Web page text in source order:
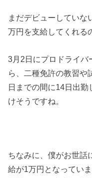
まだデビューしていな
万円を支給してくれる
3月2日にプロドライバ
ら、二種免許の教習や
日までの間に14日出
けそうですね。
ちなみに、僕がお世話
給が1万円となっていま